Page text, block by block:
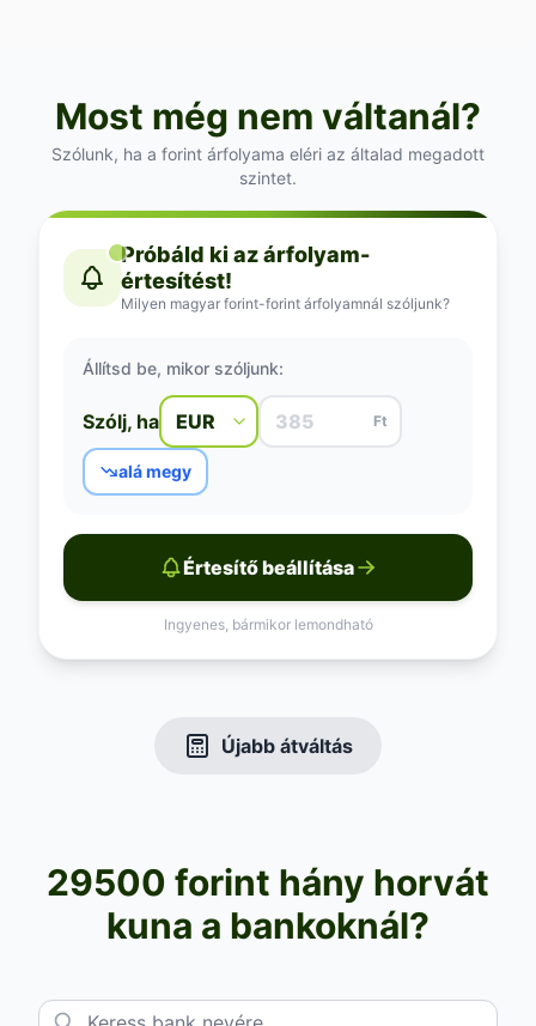
Most még nem váltanál?
Szólunk, ha a forint árfolyama eléri az általad megadott
szintet.
Próbáld ki az árfolyam-
értesítést!
Milyen magyar forint-forint árfolyamnál szóljunk?
Állítsd be, mikor szóljunk:
Szólj, ha Ft
alá megy
Értesítő beállítása
Ingyenes, bármikor lemondható
Újabb átváltás
29500 forint hány horvát
kuna a bankoknál?